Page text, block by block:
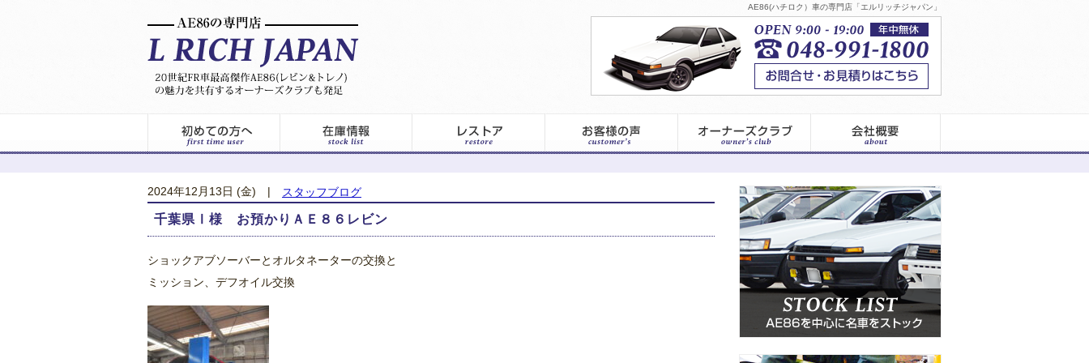
AE86(ハチロク）車の専門店「エルリッチジャパン」
2024年12月13日 (金) スタッフブログ
千葉県Ⅰ様 お預かりＡＥ８６レビン
ショックアブソーバーとオルタネーターの交換と
ミッション、デフオイル交換